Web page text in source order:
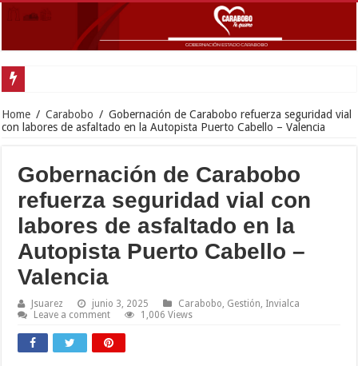
Home / Carabobo / Gobernación de Carabobo refuerza seguridad vial
con labores de asfaltado en la Autopista Puerto Cabello – Valencia
Gobernación de Carabobo
refuerza seguridad vial con
labores de asfaltado en la
Autopista Puerto Cabello –
Valencia
Jsuarez junio 3, 2025 Carabobo Gestión Invialca
Leave a comment
1,006 Views